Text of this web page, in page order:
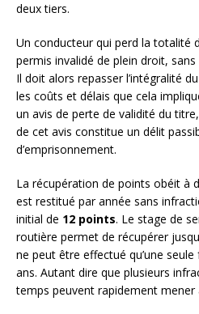
deux tiers.
Un conducteur qui perd la totalité
permis invalidé de plein droit,
Il doit alors repasser l’intégralité
les coûts et délais que cela
un avis de perte de validité du
de cet avis constitue un délit
d’emprisonnement.
La récupération de points obéit à
est restitué par année sans
initial de 12 points. Le stage de
routière permet de récupérer
ne peut être effectué qu’une
ans. Autant dire que plusieurs
temps peuvent rapidement mener